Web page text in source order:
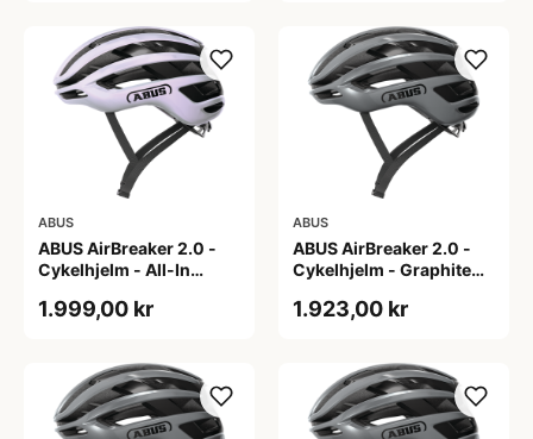
ABUS
ABUS AirBreaker 2.0 -
Cykelhjelm - All-In
1.999,00 kr
ABUS
ABUS AirBreaker 2.0 -
Cykelhjelm - Graphite
1.923,00 kr